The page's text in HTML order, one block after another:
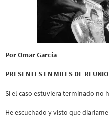
Por Omar García
PRESENTES EN MILES DE
Si el caso estuviera terminado no
He escuchado y visto que